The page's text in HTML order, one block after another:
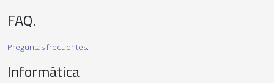
FAQ.
Preguntas frecuentes.
Informática